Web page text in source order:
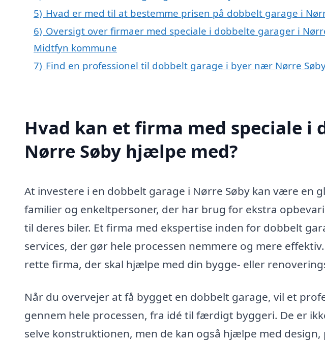
5) Hvad er med til at bestemme prisen på dobbelt garage i
6) Oversigt over firmaer med speciale i dobbelte garager i
Midtfyn kommune
7) Find en professionel til dobbelt garage i byer nær Nørre
Hvad kan et firma med speciale i
Nørre Søby hjælpe med?
At investere i en dobbelt garage i Nørre Søby kan være en
familier og enkeltpersoner, der har brug for ekstra
til deres biler. Et firma med ekspertise inden for dobbelt
services, der gør hele processen nemmere og mere
rette firma, der skal hjælpe med din bygge- eller
Når du overvejer at få bygget en dobbelt garage, vil et
gennem hele processen, fra idé til færdigt byggeri. De er
selve konstruktionen, men de kan også hjælpe med